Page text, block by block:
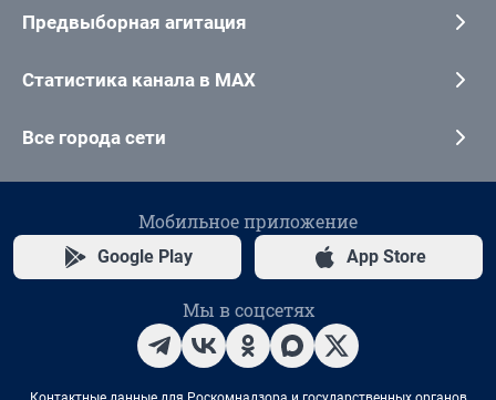
Предвыборная агитация
Статистика канала в MAX
Все города сети
Мобильное приложение
Google Play App Store
Мы в соцсетях